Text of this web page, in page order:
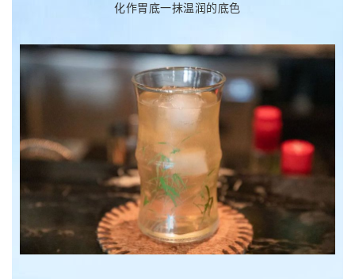
化作胃底一抹温润的底色